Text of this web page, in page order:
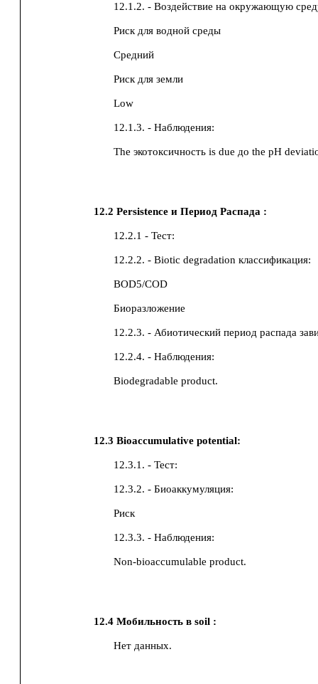
12.1.2. - Воздействие на окружающую
Риск для водной среды
Средний
Риск для земли
Low
12.1.3. - Наблюдения:
The экотоксичность is due до the pH
12.2 Persistence и Период Распада :
12.2.1 - Тест:
12.2.2. - Biotic degradation классификация:
BOD5/COD
Биоразложение
12.2.3. - Абиотический период распада
12.2.4. - Наблюдения:
Biodegradable product.
12.3 Bioaccumulative potential:
12.3.1. - Тест:
12.3.2. - Биоаккумуляция:
Риск
12.3.3. - Наблюдения:
Non-bioaccumulable product.
12.4 Мобильность в soil :
Нет данных.